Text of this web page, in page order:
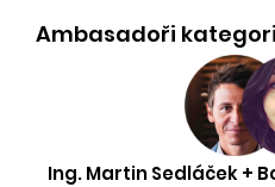
Ambasadoři
Ing. Martin Sedláček +